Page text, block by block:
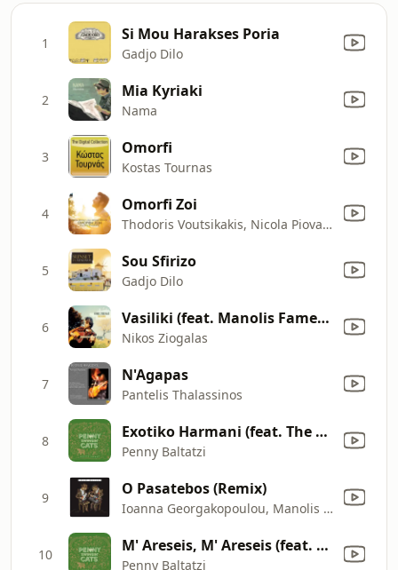
1 Si Mou Harakses Poria
Gadjo Dilo
2 Mia Kyriaki
Nama
3 Omorfi
Kostas Tournas
4 Omorfi Zoi
Thodoris Voutsikakis, Nicola Piovani & Lina Nikolakopoulou
5 Sou Sfirizo
Gadjo Dilo
6 Vasiliki (feat. Manolis Famellos & Oi Podilates)
Nikos Ziogalas
7 N'Agapas
Pantelis Thalassinos
8 Exotiko Harmani (feat. The Swingin' Cats)
Penny Baltatzi
9 O Pasatebos (Remix)
Ioanna Georgakopoulou, Manolis Hiotis & Imam Baildi
10 M' Areseis, M' Areseis (feat. The Swingin' Cats)
Penny Baltatzi